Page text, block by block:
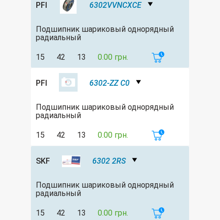
PFI 6302VVNCXCE
Подшипник шариковый однорядный
радиальный
15 42 13 0.00 грн.
PFI 6302-ZZ C0
Подшипник шариковый однорядный
радиальный
15 42 13 0.00 грн.
SKF 6302 2RS
Подшипник шариковый однорядный
радиальный
15 42 13 0.00 грн.